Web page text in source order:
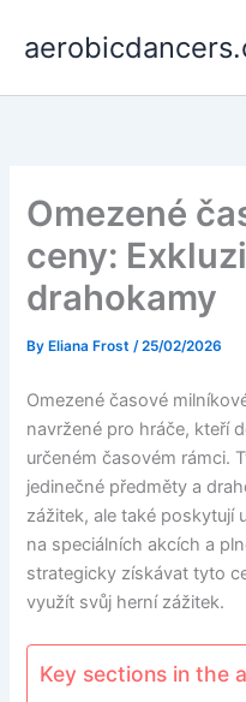
Omezené
ceny:
drahokamy
By Eliana Frost/25/02/2026
Omezené časové
navržené pro hráče, kteří
určeném časovém rámci.
jedinečné předměty a
zážitek, ale také poskytují
na speciálních akcích a
strategicky získávat tyto
využít svůj herní zážitek.
Key sections in the